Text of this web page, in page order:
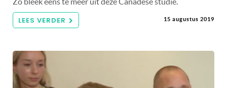
LEES VERDER 15 augustus 2019